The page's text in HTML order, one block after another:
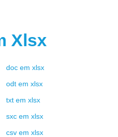
Xlsx
doc em xlsx
odt em xlsx
txt em xlsx
sxc em xlsx
csv em xlsx